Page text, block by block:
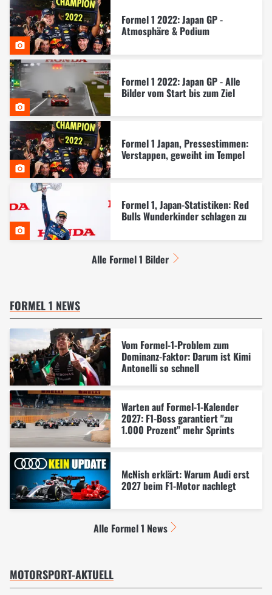
Formel 1 2022: Japan GP -
Atmosphäre & Podium
Formel 1 2022: Japan GP - Alle
Bilder vom Start bis zum Ziel
Formel 1 Japan, Pressestimmen:
Verstappen, geweiht im Tempel
Formel 1, Japan-Statistiken: Red
Bulls Wunderkinder schlagen zu
Alle Formel 1 Bilder
FORMEL 1 NEWS
Vom Formel-1-Problem zum
Dominanz-Faktor: Darum ist Kimi
Antonelli so schnell
Warten auf Formel-1-Kalender
2027: F1-Boss garantiert "zu
1.000 Prozent" mehr Sprints
McNish erklärt: Warum Audi erst
2027 beim F1-Motor nachlegt
Alle Formel 1 News
MOTORSPORT-AKTUELL